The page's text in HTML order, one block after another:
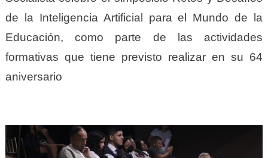
de la Inteligencia Artificial para el Mundo de la
Educación, como parte de las actividades
formativas que tiene previsto realizar en su 64
aniversario